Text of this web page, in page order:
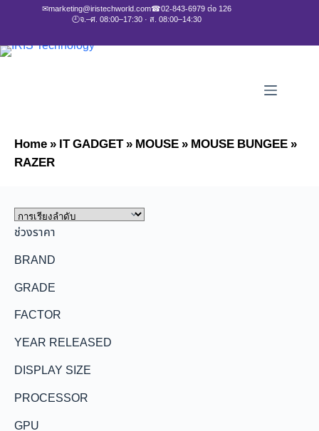
✉marketing@iristechworld.com☎02-843-6979 ต่อ 126
🕘จ.–ศ. 08:00–17:30 · ส. 08:00–14:30
Home»IT GADGET»MOUSE»MOUSE BUNGEE»
RAZER
ช่วงราคา
BRAND
GRADE
FACTOR
YEAR RELEASED
DISPLAY SIZE
PROCESSOR
GPU